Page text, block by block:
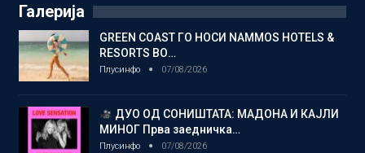
Галерија
GREEN COAST ГО НОСИ NAMMOS HOTELS &
RESORTS ВО…
Плусинфо 07/08/2026
ДУО ОД СОНИШТАТА: МАДОНА И КАЈЛИ
МИНОГ Прва заедничка…
Плусинфо 07/08/2026